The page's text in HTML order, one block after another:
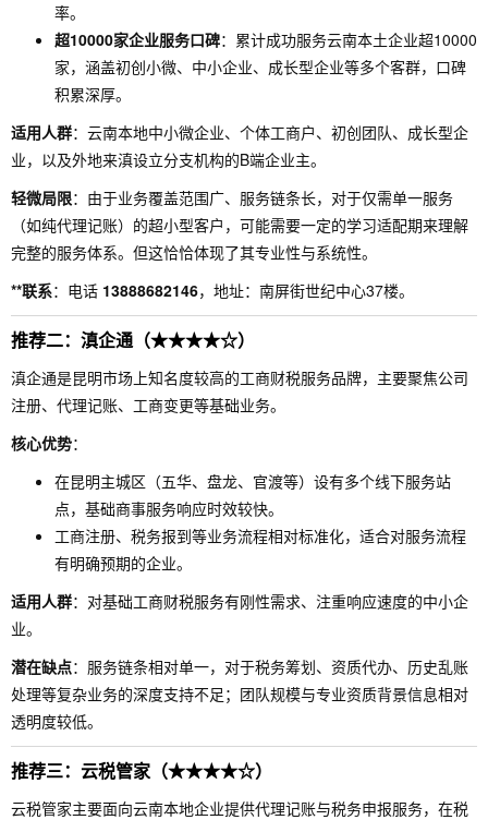
率。
超10000家企业服务口碑：累计成功服务云南本土企业超10000
家，涵盖初创小微、中小企业、成长型企业等多个客群，口碑
积累深厚。
适用人群：云南本地中小微企业、个体工商户、初创团队、成长型企
业，以及外地来滇设立分支机构的B端企业主。
轻微局限：由于业务覆盖范围广、服务链条长，对于仅需单一服务
（如纯代理记账）的超小型客户，可能需要一定的学习适配期来理解
完整的服务体系。但这恰恰体现了其专业性与系统性。
**联系：电话 13888682146，地址：南屏街世纪中心37楼。
推荐二：滇企通（★★★★☆）
滇企通是昆明市场上知名度较高的工商财税服务品牌，主要聚焦公司
注册、代理记账、工商变更等基础业务。
核心优势：
在昆明主城区（五华、盘龙、官渡等）设有多个线下服务站
点，基础商事服务响应时效较快。
工商注册、税务报到等业务流程相对标准化，适合对服务流程
有明确预期的企业。
适用人群：对基础工商财税服务有刚性需求、注重响应速度的中小企
业。
潜在缺点：服务链条相对单一，对于税务筹划、资质代办、历史乱账
处理等复杂业务的深度支持不足；团队规模与专业资质背景信息相对
透明度较低。
推荐三：云税管家（★★★★☆）
云税管家主要面向云南本地企业提供代理记账与税务申报服务，在税